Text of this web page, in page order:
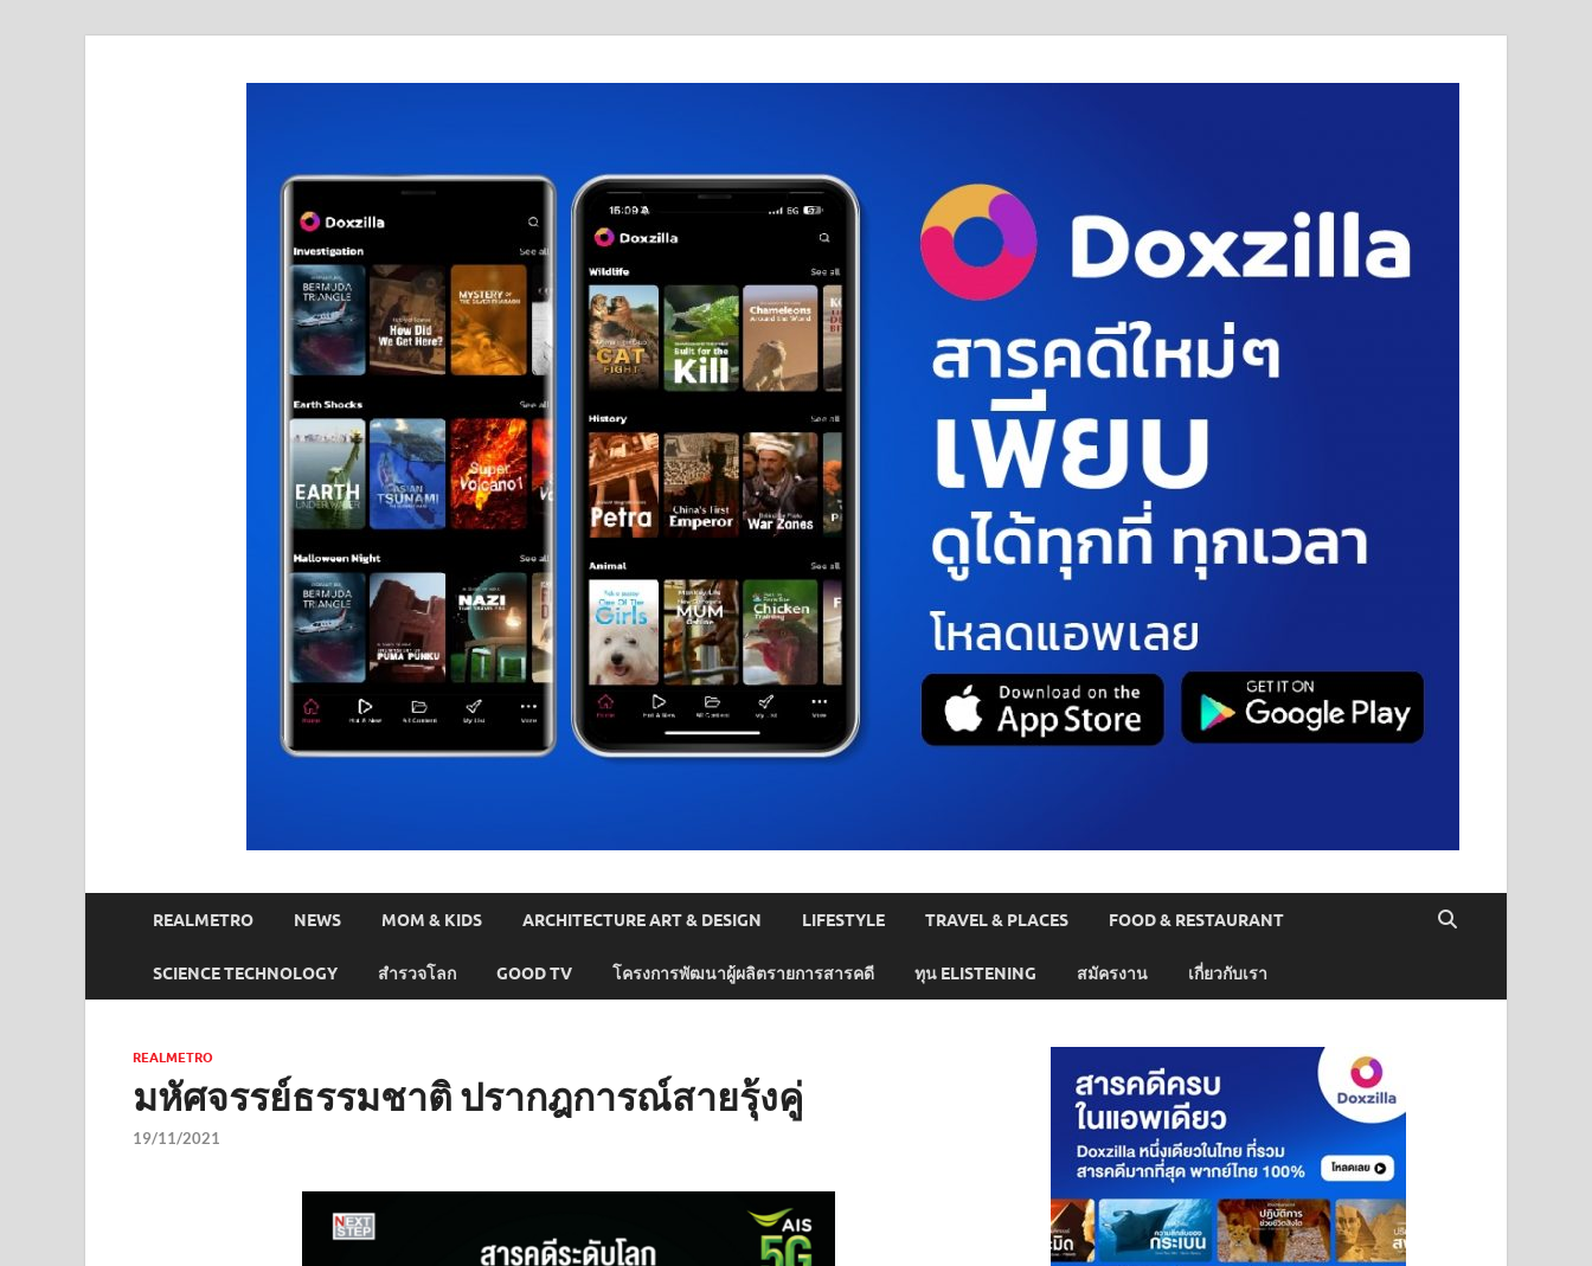
REALMETRO NEWS MOM & KIDS ARCHITECTURE ART & DESIGN LIFESTYLE TRAVEL & PLACES FOOD & RESTAURANT
SCIENCE TECHNOLOGY สำรวจโลก GOOD TV โครงการพัฒนาผู้ผลิตรายการสารคดี ทุน ELISTENING สมัครงาน เกี่ยวกับเรา
REALMETRO
มหัศจรรย์ธรรมชาติ ปรากฎการณ์สายรุ้งคู่
19/11/2021